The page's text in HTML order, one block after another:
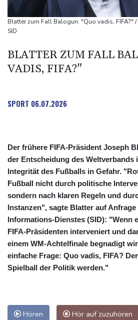
Deutschlands Exporte im Juni leicht
Ungenügender Schutz von Kindern:
Argentinien: Polizei geht mit
gegen Proteste vor
Blatter zum Fall Balogun: "Quo vadis, FIFA?" /
SID
BLATTER ZUM FALL
VADIS, FIFA?"
SPORT 06.07.2026
Der frühere FIFA-Präsident Joseph
der Entscheidung des Weltverbands
Integrität des Fußballs in Gefahr.
Fußball nicht durch politische
sondern nach klaren Regeln und
Instanzen", sagte Blatter auf
Informations-Dienstes (SID): "Wenn
FIFA-Präsidenten interveniert und
einem WM-Achtelfinale begnadigt
einfache Frage: Quo vadis, FIFA?
Spielball der Politik werden."
Hören Hör auf zuzuhören